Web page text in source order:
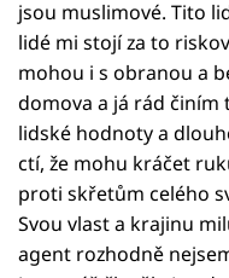
jsou muslimové. Tito
lidé mi stojí za to
mohou i s obranou a
domova a já rád činím
lidské hodnoty a
ctí, že mohu kráčet
proti skřetům celého
Svou vlast a krajinu
agent rozhodně